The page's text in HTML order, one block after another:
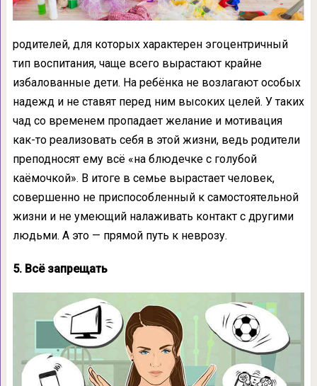
родителей, для которых характерен эгоцентричный
тип воспитания, чаще всего вырастают крайне
избалованные дети. На ребёнка не возлагают особых
надежд и не ставят перед ним высоких целей. У таких
чад со временем пропадает желание и мотивация
как-то реализовать себя в этой жизни, ведь родители
преподносят ему всё «на блюдечке с голубой
каёмочкой». В итоге в семье вырастает человек,
совершенно не приспособленный к самостоятельной
жизни и не умеющий налаживать контакт с другими
людьми. А это — прямой путь к неврозу.
5. Всё запрещать